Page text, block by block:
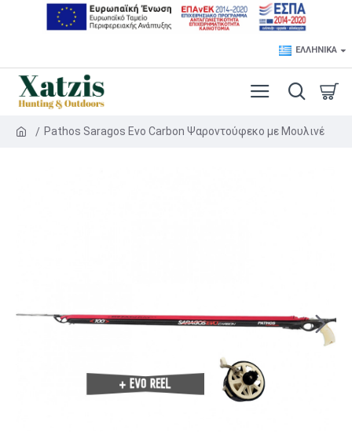
ΕΛΛΗΝΙΚΆ
Pathos Saragos Evo Carbon Ψαροντούφεκο με Μουλινέ